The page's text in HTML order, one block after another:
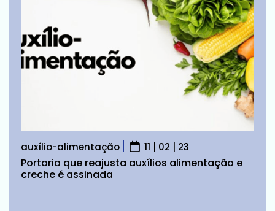
auxílio-alimentação 11 | 02 | 23
Portaria que reajusta auxílios alimentação e
creche é assinada